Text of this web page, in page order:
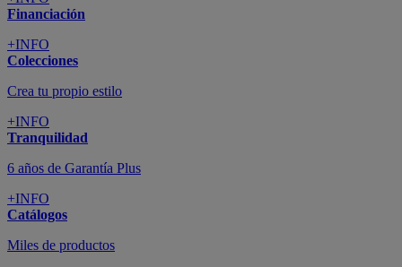
Financiación
+INFO
Colecciones
Crea tu propio estilo
+INFO
Tranquilidad
6 años de Garantía Plus
+INFO
Catálogos
Miles de productos